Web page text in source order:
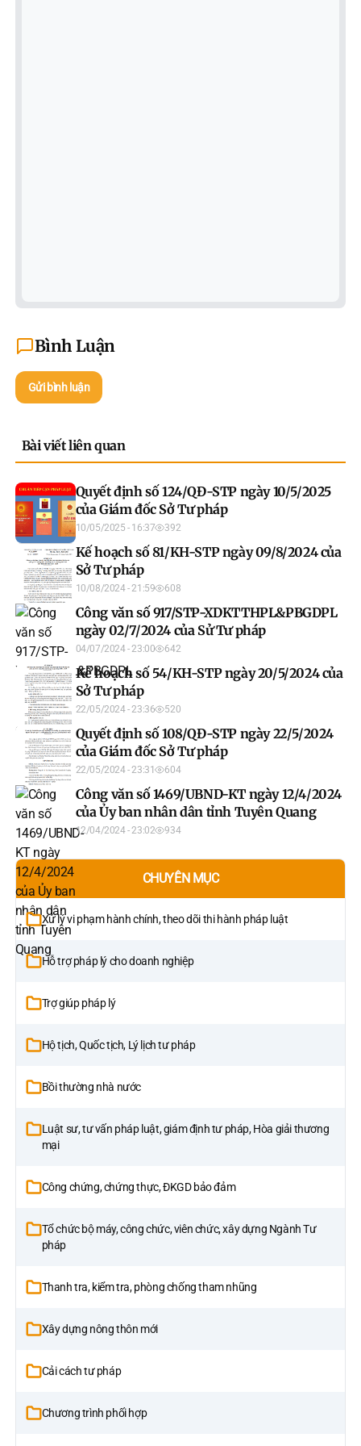
Bình Luận
Gửi bình luận
Bài viết liên quan
Quyết định số 124/QĐ-STP ngày 10/5/2025
của Giám đốc Sở Tư pháp
10/05/2025 - 16:37 392
Kế hoạch số 81/KH-STP ngày 09/8/2024 của
Sở Tư pháp
10/08/2024 - 21:59 608
Công văn số 917/STP-XDKTTHPL&PBGDPL
ngày 02/7/2024 của Sử Tư pháp
04/07/2024 - 23:00 642
Kế hoạch số 54/KH-STP ngày 20/5/2024 của
Sở Tư pháp
22/05/2024 - 23:36 520
Quyết định số 108/QĐ-STP ngày 22/5/2024
của Giám đốc Sở Tư pháp
22/05/2024 - 23:31 604
Công văn số 1469/UBND-KT ngày 12/4/2024
của Ủy ban nhân dân tỉnh Tuyên Quang
12/04/2024 - 23:02 934
CHUYÊN MỤC
Xử lý vi phạm hành chính, theo dõi thi hành pháp luật
Hỗ trợ pháp lý cho doanh nghiệp
Trợ giúp pháp lý
Hộ tịch, Quốc tịch, Lý lịch tư pháp
Bồi thường nhà nước
Luật sư, tư vấn pháp luật, giám định tư pháp, Hòa giải thương
mại
Công chứng, chứng thực, ĐKGD bảo đảm
Tổ chức bộ máy, công chức, viên chức, xây dựng Ngành Tư
pháp
Thanh tra, kiểm tra, phòng chống tham nhũng
Xây dựng nông thôn mới
Cải cách tư pháp
Chương trình phối hợp